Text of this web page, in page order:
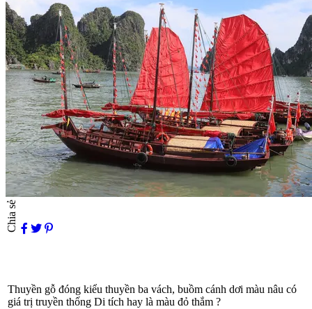
Chia sẻ
Thuyền gỗ đóng kiểu thuyền ba vách, buồm cánh dơi màu nâu có
giá trị truyền thống Di tích hay là màu đỏ thắm ?